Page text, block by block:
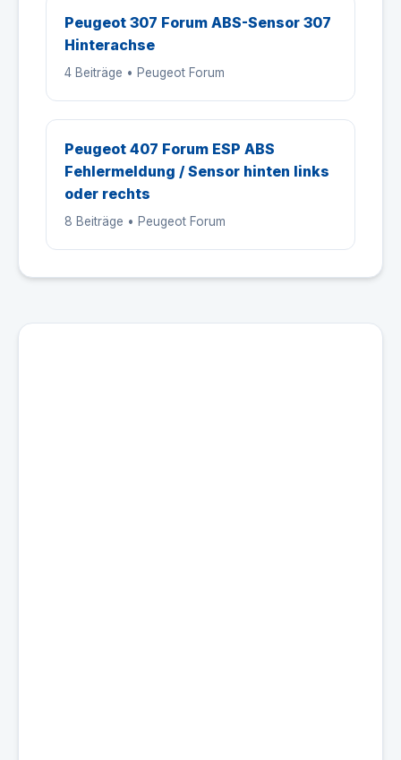
Peugeot 307 Forum ABS-Sensor 307
Hinterachse
4 Beiträge • Peugeot Forum
Peugeot 407 Forum ESP ABS
Fehlermeldung / Sensor hinten links
oder rechts
8 Beiträge • Peugeot Forum